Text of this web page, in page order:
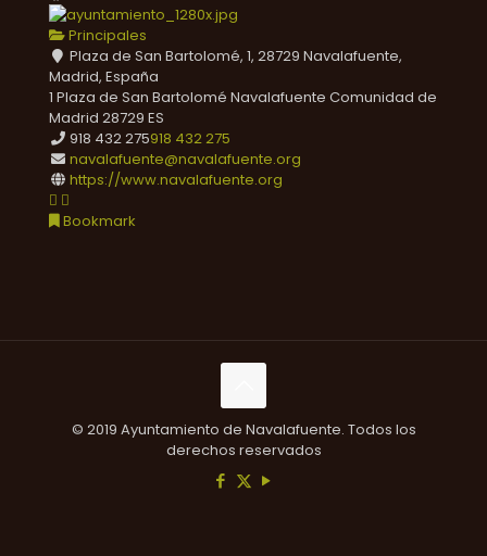
Principales
Plaza de San Bartolomé, 1, 28729 Navalafuente,
Madrid, España
1 Plaza de San Bartolomé Navalafuente Comunidad de
Madrid 28729 ES
918 432 275918 432 275
navalafuente@navalafuente.org
https://www.navalafuente.org
Bookmark
© 2019 Ayuntamiento de Navalafuente. Todos los
derechos reservados